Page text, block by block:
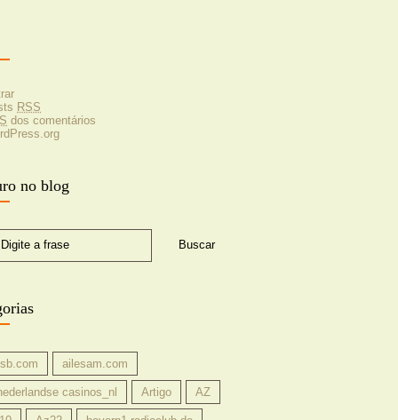
RSS
dos comentários
no blog
Digite a frase
ailesam.com
casinos_nl Artigo AZ